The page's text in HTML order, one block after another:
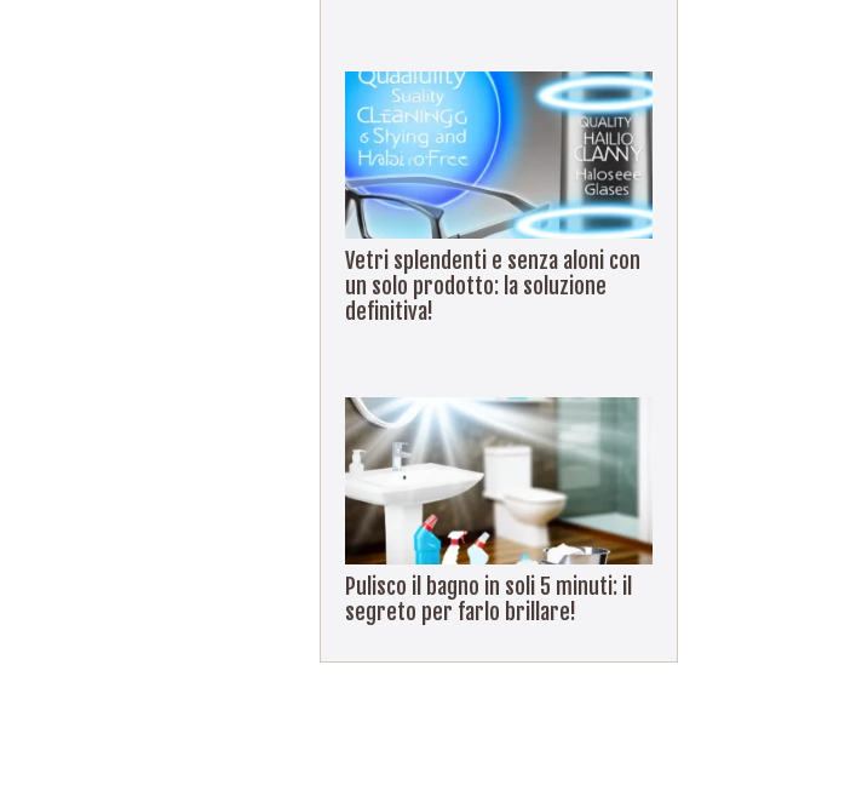
Vetri splendenti e senza aloni con
un solo prodotto: la soluzione
definitiva!
Pulisco il bagno in soli 5 minuti: il
segreto per farlo brillare!